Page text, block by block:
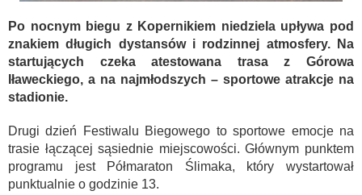
Po nocnym biegu z Kopernikiem niedziela upływa pod
znakiem długich dystansów i rodzinnej atmosfery. Na
startujących czeka atestowana trasa z Górowa
Iławeckiego, a na najmłodszych – sportowe atrakcje na
stadionie.
Drugi dzień Festiwalu Biegowego to sportowe emocje na
trasie łączącej sąsiednie miejscowości. Głównym punktem
programu jest Półmaraton Ślimaka, który wystartował
punktualnie o godzinie 13.